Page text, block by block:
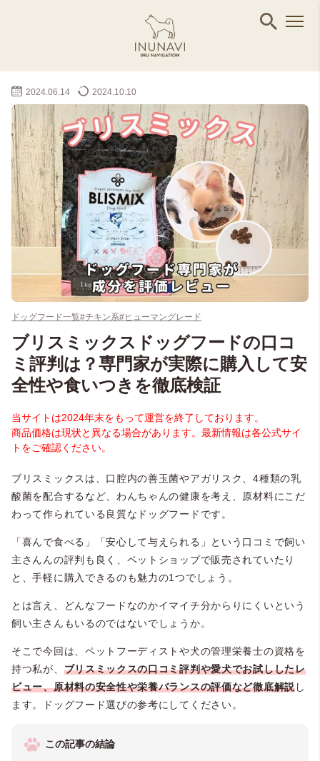
2024.06.14 2024.10.10
ドッグフード一覧#チキン系#ヒューマングレード
ブリスミックスドッグフードの口コ
ミ評判は？専門家が実際に購入して安
全性や食いつきを徹底検証
当サイトは2024年末をもって運営を終了しております。
商品価格は現状と異なる場合があります。最新情報は各公式サイ
トをご確認ください。
ブリスミックスは、口腔内の善玉菌やアガリスク、4種類の乳
酸菌を配合するなど、わんちゃんの健康を考え、原材料にこだ
わって作られている良質なドッグフードです。
「喜んで食べる」「安心して与えられる」という口コミで飼い
主さんんの評判も良く、ペットショップで販売されていたり
と、手軽に購入できるのも魅力の1つでしょう。
とは言え、どんなフードなのかイマイチ分からりにくいという
飼い主さんもいるのではないでしょうか。
そこで今回は、ペットフーディストや犬の管理栄養士の資格を
持つ私が、 ブリスミックスの口コミ評判や愛犬でお試ししたレ
ビュー、原材料の安全性や栄養バランスの評価など徹底解説し
ます。ドッグフード選びの参考にしてください。
この記事の結論